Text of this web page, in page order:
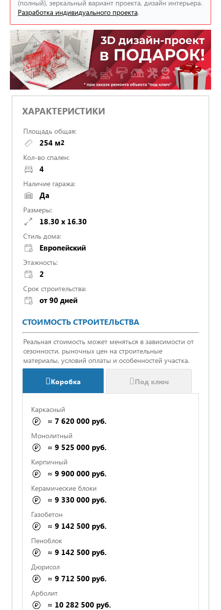
(полный), зеркальный вариант проекта, дизайн интерьера.
Разработка индивидуального проекта.
ХАРАКТЕРИСТИКИ
Площадь общая:
254 м2
Кол-во спален:
4
Наличие гаража:
Да
Размеры:
18.30 x 16.30
Стиль дома:
Европейский
Этажность:
2
Срок строительства:
от 90 дней
СТОИМОСТЬ СТРОИТЕЛЬСТВА
Реальная стоимость может меняться в зависимости от
сезонности, рыночных цен на строительные
материалы, условий оплаты и особенностей участка.
Коробка Под ключ
Каркасный
≈ 7 620 000 руб.
Монолитный
≈ 9 525 000 руб.
Кирпичный
≈ 9 900 000 руб.
Керамические блоки
≈ 9 330 000 руб.
Газобетон
≈ 9 142 500 руб.
Пеноблок
≈ 9 142 500 руб.
Дюрисол
≈ 9 712 500 руб.
Арболит
≈ 10 282 500 руб.